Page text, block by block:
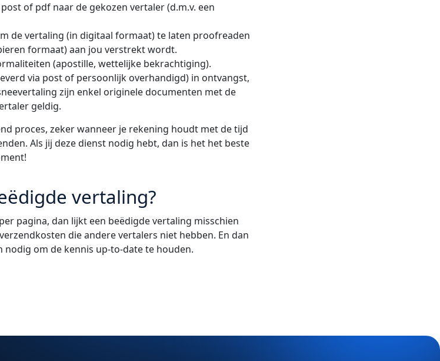
of pdf naar de gekozen vertaler (d.m.v. een
de vertaling (in digitaal formaat) te laten proofreaden
formaat) aan jou verstrekt wordt.
(apostille, wettelijke bekrachtiging).
via post of persoonlijk overhandigd) in ontvangst,
zijn enkel originele documenten met de
geldig.
proces, zeker wanneer je rekening houdt met de tijd
Als jij deze dienst nodig hebt, dan is het het beste
vertaling?
pagina, dan lijkt een beëdigde vertaling misschien
die andere vertalers niet hebben. En dan
om de kennis up-to-date te houden.